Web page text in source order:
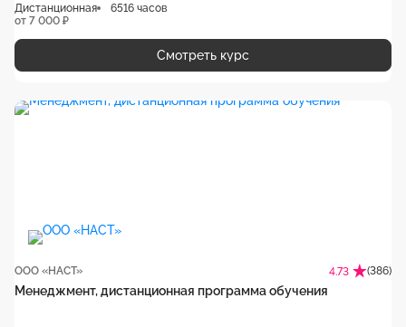
Дистанционная
6516 часов
от 7 000 ₽
Смотреть курс
ООО «НАСТ» 4.73 (386)
Менеджмент, дистанционная программа обучения